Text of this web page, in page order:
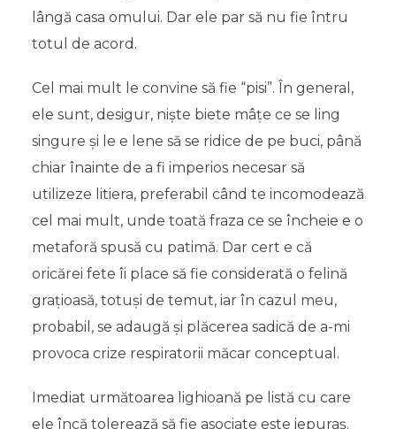
lângă casa omului. Dar ele par să nu fie întru
totul de acord.
Cel mai mult le convine să fie “pisi”. În general,
ele sunt, desigur, niște biete mâțe ce se ling
singure și le e lene să se ridice de pe buci, până
chiar înainte de a fi imperios necesar să
utilizeze litiera, preferabil când te incomodează
cel mai mult, unde toată fraza ce se încheie e o
metaforă spusă cu patimă. Dar cert e că
oricărei fete îi place să fie considerată o felină
grațioasă, totuși de temut, iar în cazul meu,
probabil, se adaugă și plăcerea sadică de a-mi
provoca crize respiratorii măcar conceptual.
Imediat următoarea lighioană pe listă cu care
ele încă tolerează să fie asociate este iepuraș.